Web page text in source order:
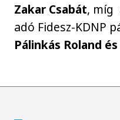
Zakar Csabát, míg
adó Fidesz-KDNP
Pálinkás Roland és